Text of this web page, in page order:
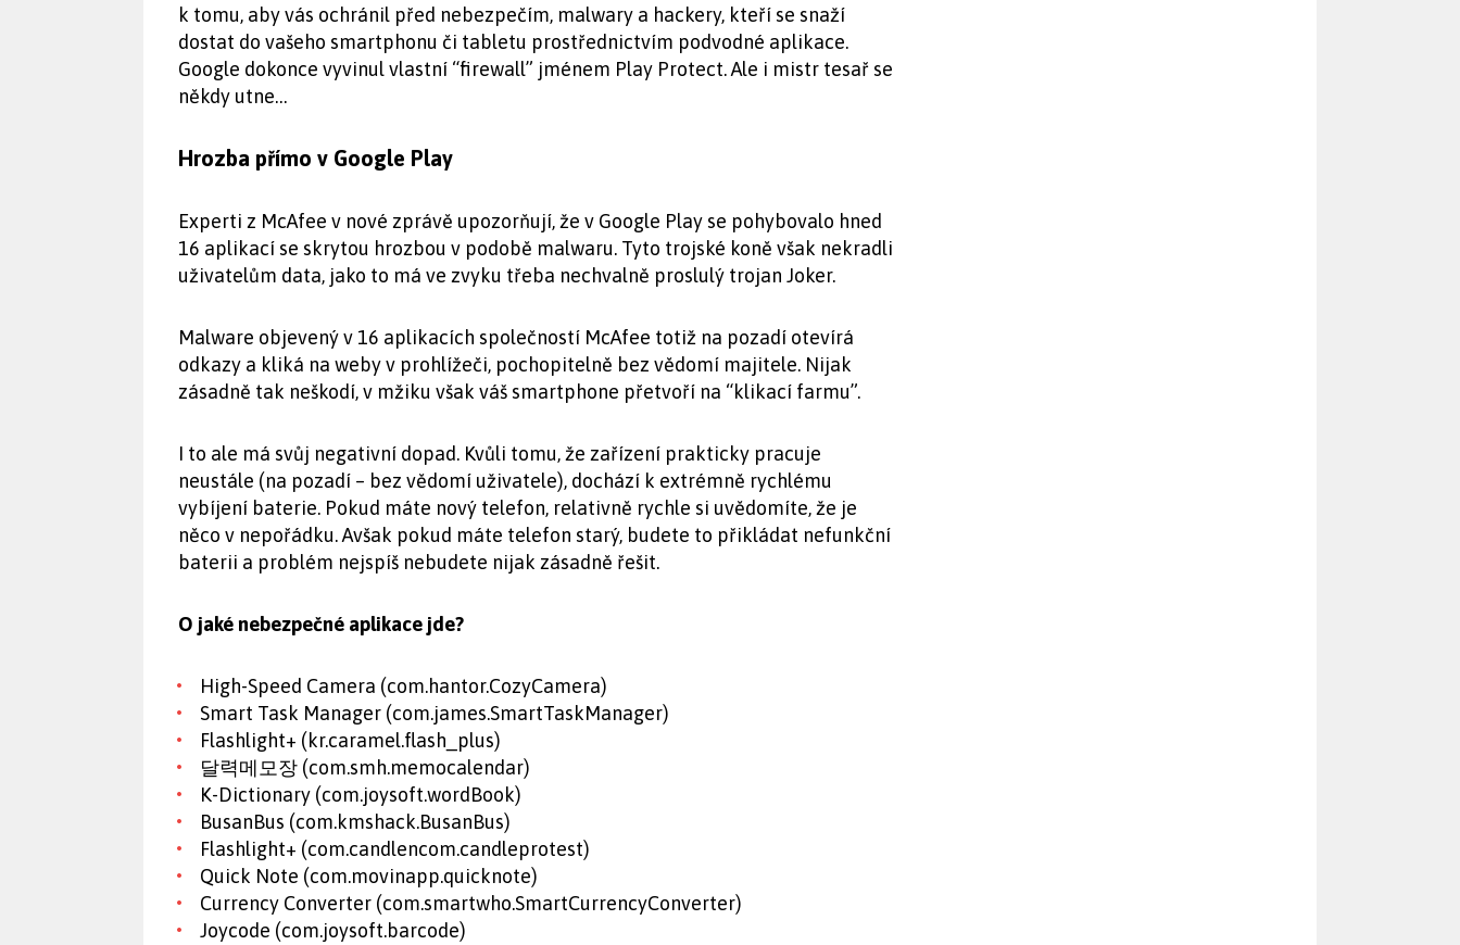
k tomu, aby vás ochránil před nebezpečím, malwary a hackery, kteří se snaží
dostat do vašeho smartphonu či tabletu prostřednictvím podvodné aplikace.
Google dokonce vyvinul vlastní “firewall” jménem Play Protect. Ale i mistr tesař se
někdy utne…
Hrozba přímo v Google Play
Experti z McAfee v nové zprávě upozorňují, že v Google Play se pohybovalo hned
16 aplikací se skrytou hrozbou v podobě malwaru. Tyto trojské koně však nekradli
uživatelům data, jako to má ve zvyku třeba nechvalně proslulý trojan Joker.
Malware objevený v 16 aplikacích společností McAfee totiž na pozadí otevírá
odkazy a kliká na weby v prohlížeči, pochopitelně bez vědomí majitele. Nijak
zásadně tak neškodí, v mžiku však váš smartphone přetvoří na “klikací farmu”.
I to ale má svůj negativní dopad. Kvůli tomu, že zařízení prakticky pracuje
neustále (na pozadí – bez vědomí uživatele), dochází k extrémně rychlému
vybíjení baterie. Pokud máte nový telefon, relativně rychle si uvědomíte, že je
něco v nepořádku. Avšak pokud máte telefon starý, budete to přikládat nefunkční
baterii a problém nejspíš nebudete nijak zásadně řešit.
O jaké nebezpečné aplikace jde?
High-Speed Camera (com.hantor.CozyCamera)
Smart Task Manager (com.james.SmartTaskManager)
Flashlight+ (kr.caramel.flash_plus)
달력메모장 (com.smh.memocalendar)
K-Dictionary (com.joysoft.wordBook)
BusanBus (com.kmshack.BusanBus)
Flashlight+ (com.candlencom.candleprotest)
Quick Note (com.movinapp.quicknote)
Currency Converter (com.smartwho.SmartCurrencyConverter)
Joycode (com.joysoft.barcode)